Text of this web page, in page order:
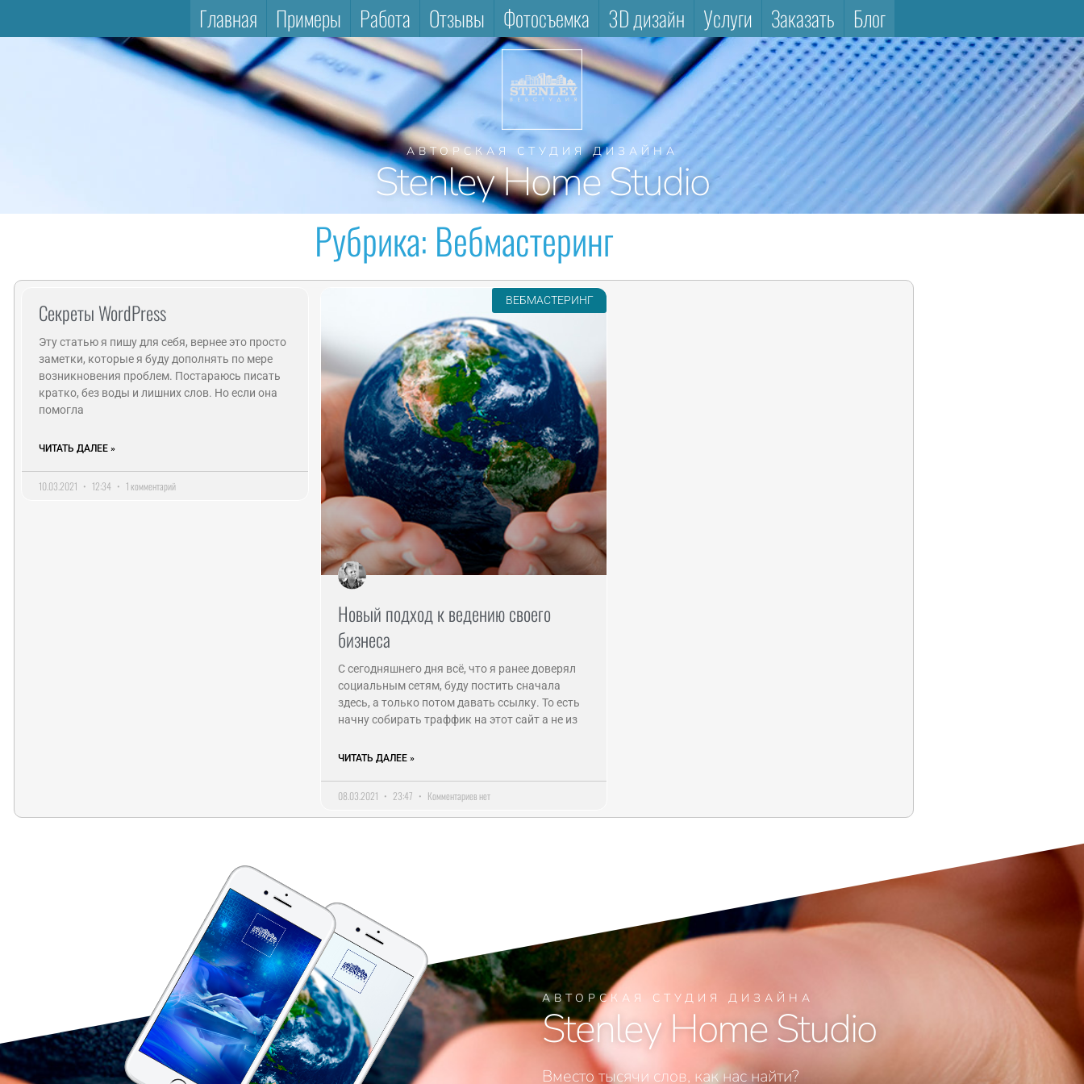
Главная Примеры Работа Отзывы Фотосъемка 3D дизайн Услуги Заказать Блог
АВТОРСКАЯ СТУДИЯ ДИЗАЙНА
Stenley Home Studio
Рубрика: Вебмастеринг
Секреты WordPress
Эту статью я пишу для себя, вернее это просто
заметки, которые я буду дополнять по мере
возникновения проблем. Постараюсь писать
кратко, без воды и лишних слов. Но если она
помогла
ЧИТАТЬ ДАЛЕЕ »
10.03.2021 12:34 1 комментарий
ВЕБМАСТЕРИНГ
Новый подход к ведению своего
бизнеса
С сегодняшнего дня всё, что я ранее доверял
социальным сетям, буду постить сначала
здесь, а только потом давать ссылку. То есть
начну собирать траффик на этот сайт а не из
ЧИТАТЬ ДАЛЕЕ »
08.03.2021 23:47 Комментариев нет
АВТОРСКАЯ СТУДИЯ ДИЗАЙНА
Stenley Home Studio
Вместо тысячи слов, как нас найти?